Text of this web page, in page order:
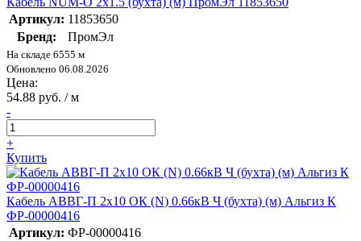
Артикул: 11853650
Бренд:
ПромЭл
На складе 6555 м
Обновлено 06.08.2026
Цена:
54.88 руб. / м
-
+
Купить
Кабель АВВГ-П 2х10 ОК (N) 0.66кВ Ч (бухта) (м) Альгиз К
ФР-00000416
Артикул: ФР-00000416